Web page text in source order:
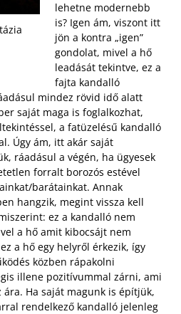
lehetne modernebb
is? Igen ám, viszont itt
jön a kontra „igen”
gondolat, mivel a hő
leadását tekintve, ez a
fajta kandalló
mindez rövid idő alatt
saját maga is foglalkozhat,
a fatüzelésű kandalló
Úgy ám, itt akár saját
ráadásul a végén, ha ügyesek
forralt borozós estével
barátainkat. Annak
hangzik, megint vissza kell
ez a kandalló nem
a hő amit kibocsájt nem
a hő egy helyről érkezik, így
közben rápakolni
illene pozitívummal zárni, ami
Ha saját magunk is építjük,
rendelkező kandalló jelenleg